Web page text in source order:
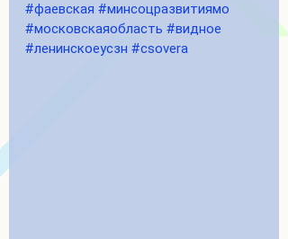
#фаевская #минсоцразвитиямо
#московскаяобласть #видное
#ленинскоеусзн #csovera